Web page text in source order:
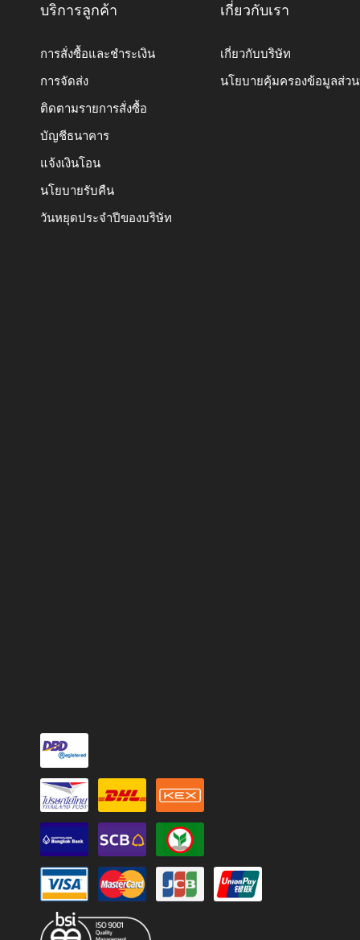
บริการลูกค้า
การสั่งซื้อและชำระเงิน
การจัดส่ง
ติดตามรายการสั่งซื้อ
บัญชีธนาคาร
แจ้งเงินโอน
นโยบายรับคืน
วันหยุดประจำปีของบริษัท
เกี่ยวกับเรา
เกี่ยวกับบริษัท
นโยบายคุ้มครองข้อมูลส่ว